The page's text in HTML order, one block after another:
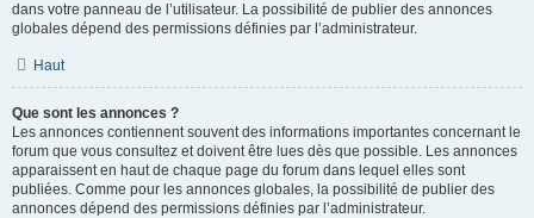
dans votre panneau de l’utilisateur. La possibilité de publier des annonces
globales dépend des permissions définies par l’administrateur.
Haut
Que sont les annonces ?
Les annonces contiennent souvent des informations importantes concernant le
forum que vous consultez et doivent être lues dès que possible. Les annonces
apparaissent en haut de chaque page du forum dans lequel elles sont
publiées. Comme pour les annonces globales, la possibilité de publier des
annonces dépend des permissions définies par l’administrateur.